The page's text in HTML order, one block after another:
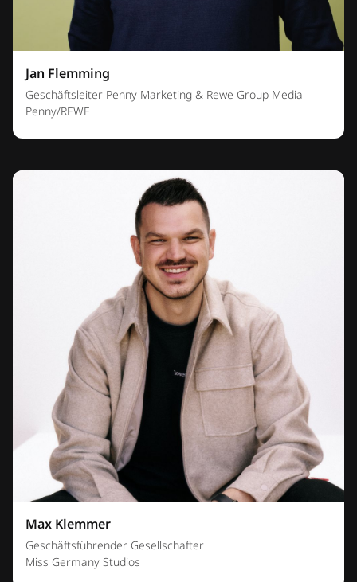
Jan Flemming
Geschäftsleiter Penny Marketing & Rewe Group Media
Penny/REWE
Max Klemmer
Geschäftsführender Gesellschafter
Miss Germany Studios